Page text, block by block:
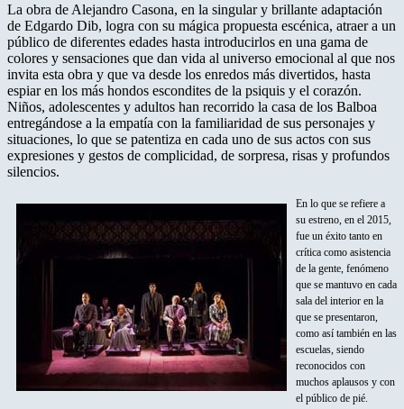
La obra de Alejandro Casona, en la singular y brillante adaptación
de Edgardo Dib, logra con su mágica propuesta escénica, atraer a un
público de diferentes edades hasta introducirlos en una gama de
colores y sensaciones que dan vida al universo emocional al que nos
invita esta obra y que va desde los enredos más divertidos, hasta
espiar en los más hondos escondites de la psiquis y el corazón.
Niños, adolescentes y adultos han recorrido la casa de los Balboa
entregándose a la empatía con la familiaridad de sus personajes y
situaciones, lo que se patentiza en cada uno de sus actos con sus
expresiones y gestos de complicidad, de sorpresa, risas y profundos
silencios.
En lo que se refiere a
su estreno, en el 2015,
fue un éxito tanto en
crítica como asistencia
de la gente, fenómeno
que se mantuvo en cada
sala del interior en la
que se presentaron,
como así también en las
escuelas, siendo
reconocidos con
muchos aplausos y con
el público de pié.